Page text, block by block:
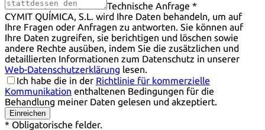
Technische Anfrage *
CYMIT QUÍMICA, S.L. wird Ihre Daten behandeln, um auf
Ihre Fragen oder Anfragen zu antworten. Sie können auf
Ihre Daten zugreifen, sie berichtigen und löschen sowie
andere Rechte ausüben, indem Sie die zusätzlichen und
detaillierten Informationen zum Datenschutz in unserer
Web-Datenschutzerklärung lesen.
Ich habe die in der Richtlinie für kommerzielle
Kommunikation enthaltenen Bedingungen für die
Behandlung meiner Daten gelesen und akzeptiert.
Einreichen
* Obligatorische felder.